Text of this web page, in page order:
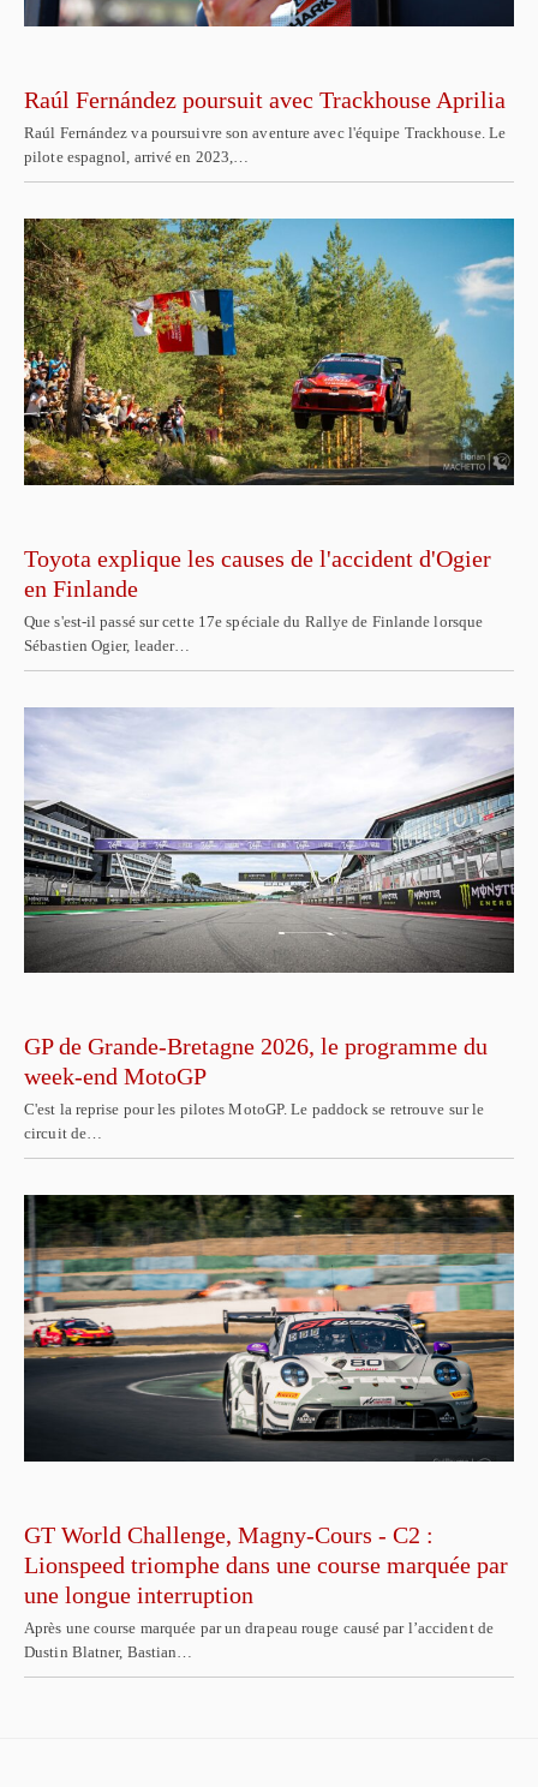
Raúl Fernández poursuit avec Trackhouse Aprilia
Raúl Fernández va poursuivre son aventure avec l'équipe Trackhouse. Le
pilote espagnol, arrivé en 2023,…
Toyota explique les causes de l'accident d'Ogier
en Finlande
Que s'est-il passé sur cette 17e spéciale du Rallye de Finlande lorsque
Sébastien Ogier, leader…
GP de Grande-Bretagne 2026, le programme du
week-end MotoGP
C'est la reprise pour les pilotes MotoGP. Le paddock se retrouve sur le
circuit de…
GT World Challenge, Magny-Cours - C2 :
Lionspeed triomphe dans une course marquée par
une longue interruption
Après une course marquée par un drapeau rouge causé par l’accident de
Dustin Blatner, Bastian…